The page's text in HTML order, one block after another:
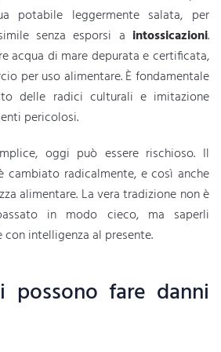
potabile leggermente salata, per
senza esporsi a intossicazioni.
acqua di mare depurata e certificata,
per uso alimentare. È fondamentale
delle radici culturali e imitazione
pericolosi.
oggi può essere rischioso. Il
cambiato radicalmente, e così anche
alimentare. La vera tradizione non è
in modo cieco, ma saperli
intelligenza al presente.
possono fare danni